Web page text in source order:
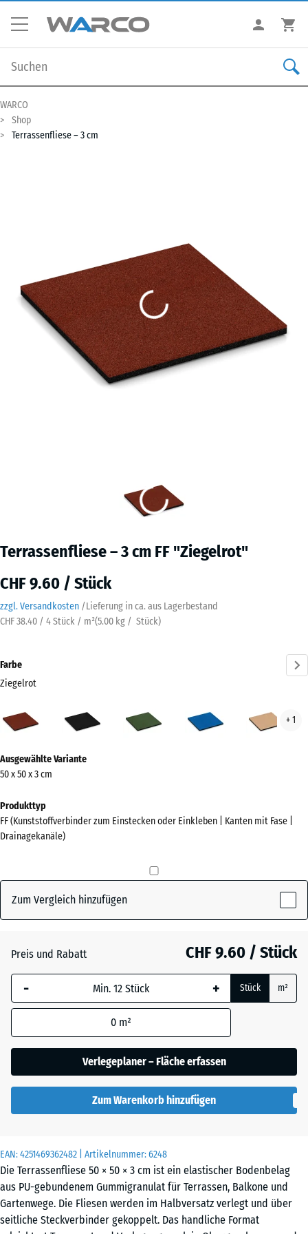
WARCO
Shop
Terrassenfliese – 3 cm
Terrassenfliese – 3 cm FF "Ziegelrot"
CHF 9.60 / Stück
zzgl. Versandkosten /Lieferung in ca. aus Lagerbestand
CHF 38.40 / 4 Stück / m²(5.00 kg / Stück)
EAN:4251469362482 | Artikelnummer:6248
Die Terrassenfliese 50 × 50 × 3 cm ist ein elastischer Bodenbelag
aus PU-gebundenem Gummigranulat für Terrassen, Balkone und
Gartenwege. Die Fliesen werden im Halbversatz verlegt und über
seitliche Steckverbinder gekoppelt. Das handliche Format
Farbe
Ziegelrot
(active)
+ 1
Informationen
zu
Farben?
Farbpalette
(active)
Grasgrün + CHF 0.90
Himmelblau + CHF 2.50
Sandbeige + CHF 2.90
Ausgewählte Variante
50 x 50 x 3 cm
Produkttyp
FF (Kunststoffverbinder zum Einstecken oder Einkleben | Kanten mit Fase |
Drainagekanäle)
Zum Vergleich hinzufügen
Preis und Rabatt CHF 9.60 / Stück
- + Stück m²
0 m²
Verlegeplaner – Fläche erfassen
Zum Warenkorb hinzufügen